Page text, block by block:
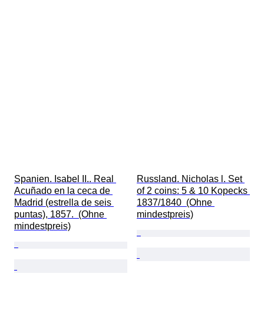
Spanien. Isabel II.. Real
Acuñado en la ceca de
Madrid (estrella de seis
puntas), 1857.  (Ohne
mindestpreis)
Russland. Nicholas l. Set
of 2 coins: 5 & 10 Kopecks
1837/1840  (Ohne
mindestpreis)